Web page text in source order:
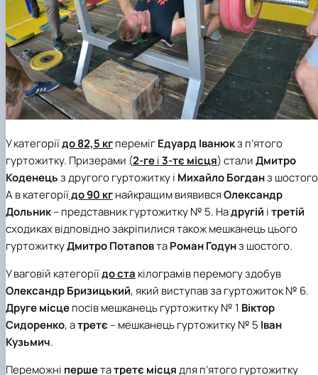
У категоріїдо 82,5 кгперемігЕдуард Іванюкз п’ятого
гуртожитку. Призерами (2-геі3-тє місця) сталиДмитро
Коденецьз другого гуртожиткуі Михайло Богданз шостого
А в категоріїдо 90 кгнайкращим виявивсяОлександр
Дольник–представник гуртожитку № 5. Надругій ітретій
сходикахвідповідно закріпилися також мешканець цього
гуртожиткуДмитро ПотаповтаРоман Годунз шостого.
У ваговій категоріїдо ста кілограмівперемогу здобув
Олександр Бризицький, який виступав загуртожиток № 6.
Друге місцепосів мешканець гуртожитку № 1 Віктор
Сидоренко, атретє – мешканець гуртожитку № 5 Іван
Кузьмич.
Переможні першетатретє місцядля п’ятого гуртожитку